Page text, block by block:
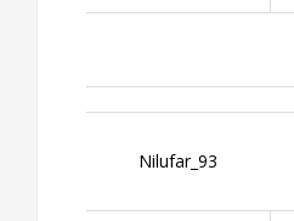
Nilufar_93